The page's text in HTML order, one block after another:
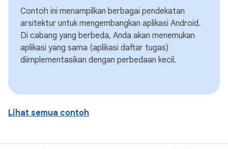
Contoh ini menampilkan berbagai pendekatan
arsitektur untuk mengembangkan aplikasi Android.
Di cabang yang berbeda, Anda akan menemukan
aplikasi yang sama (aplikasi daftar tugas)
diimplementasikan dengan perbedaan kecil.
Lihat semua contoh